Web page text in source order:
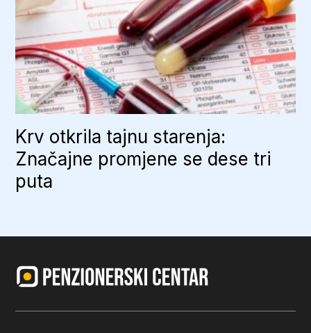
Krv otkrila tajnu starenja:
Značajne promjene se dese tri
puta